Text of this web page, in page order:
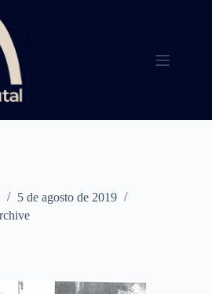
5 de agosto de 2019